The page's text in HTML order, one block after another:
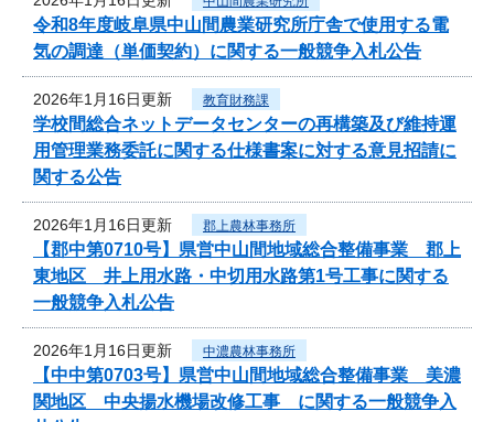
令和8年度岐阜県中山間農業研究所庁舎で使用する電
気の調達（単価契約）に関する一般競争入札公告
2026年1月16日更新 教育財務課
学校間総合ネットデータセンターの再構築及び維持運
用管理業務委託に関する仕様書案に対する意見招請に
関する公告
2026年1月16日更新 郡上農林事務所
【郡中第0710号】県営中山間地域総合整備事業 郡上
東地区 井上用水路・中切用水路第1号工事に関する
一般競争入札公告
2026年1月16日更新 中濃農林事務所
【中中第0703号】県営中山間地域総合整備事業 美濃
関地区 中央揚水機場改修工事 に関する一般競争入